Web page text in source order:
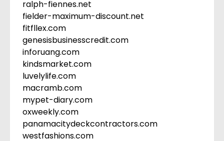
ralph-fiennes.net
fielder-maximum-discount.net
fitfllex.com
genesisbusinesscredit.com
inforuang.com
kindsmarket.com
luvelylife.com
macramb.com
mypet-diary.com
oxweekly.com
panamacitydeckcontractors.com
westfashions.com